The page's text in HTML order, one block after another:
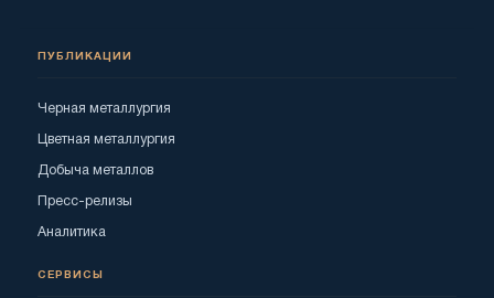
ПУБЛИКАЦИИ
Черная металлургия
Цветная металлургия
Добыча металлов
Пресс-релизы
Аналитика
СЕРВИСЫ